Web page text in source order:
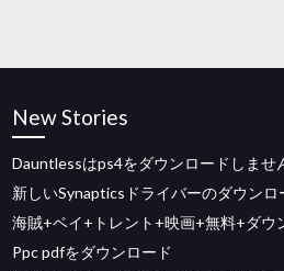
New Stories
Dauntlessはps4をダウンロードしませ
新しいSynapticsドライバーのダウンロ
海賊+ベイ+トレント+映画+無料+ダウ
Ppc pdfをダウンロード